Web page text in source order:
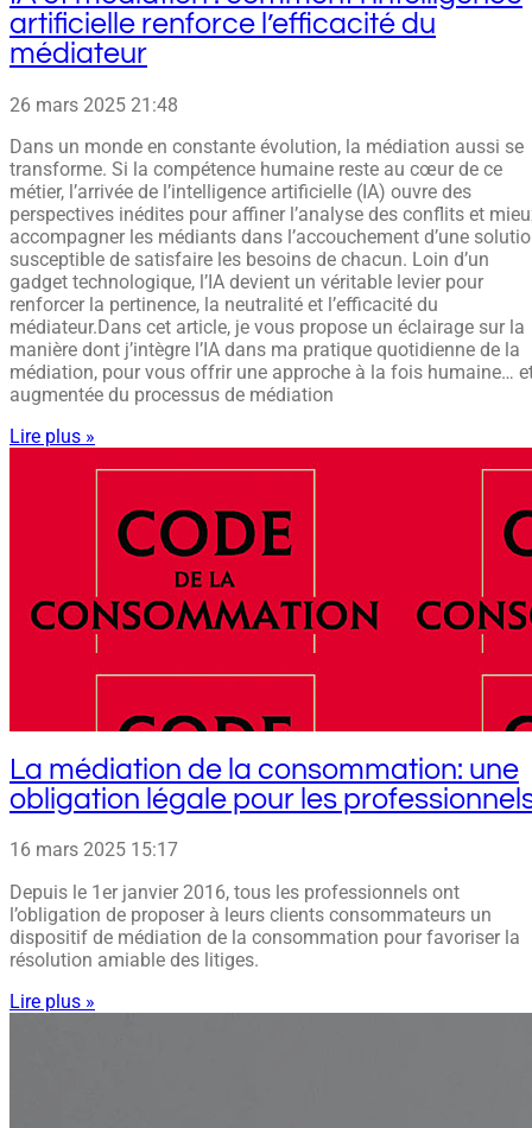
artificielle renforce l’efficacité du
médiateur
26 mars 2025 21:48
Dans un monde en constante évolution, la médiation aussi se
transforme. Si la compétence humaine reste au cœur de ce
métier, l’arrivée de l’intelligence artificielle (IA) ouvre des
perspectives inédites pour affiner l’analyse des conflits et
accompagner les médiants dans l’accouchement d’une
susceptible de satisfaire les besoins de chacun. Loin d’un
gadget technologique, l’IA devient un véritable levier pour
renforcer la pertinence, la neutralité et l’efficacité du
médiateur.Dans cet article, je vous propose un éclairage sur la
manière dont j’intègre l’IA dans ma pratique quotidienne de la
médiation, pour vous offrir une approche à la fois humaine…
augmentée du processus de médiation
Lire plus »
La médiation de la consommation: une
obligation légale pour les
16 mars 2025 15:17
Depuis le 1er janvier 2016, tous les professionnels ont
l’obligation de proposer à leurs clients consommateurs un
dispositif de médiation de la consommation pour favoriser la
résolution amiable des litiges.
Lire plus »